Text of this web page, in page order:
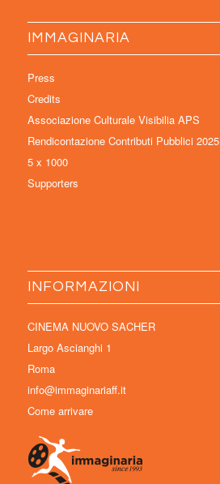
IMMAGINARIA
Press
Credits
Associazione Culturale Visibilia APS
Rendicontazione Contributi Pubblici 2025
5 x 1000
Supporters
INFORMAZIONI
CINEMA NUOVO SACHER
Largo Ascianghi 1
Roma
info@immaginariaff.it
Come arrivare